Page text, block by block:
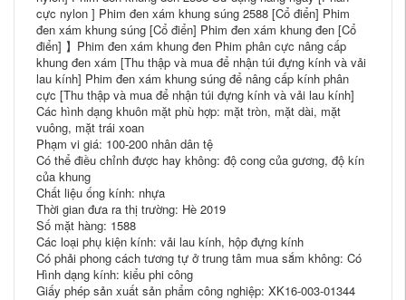
cực nylon ] Phim đen xám khung súng 2588 [Cổ điển] Phim
đen xám khung súng [Cổ điển] Phim đen xám khung đen [Cổ
điển] 】Phim đen xám khung đen Phim phân cực nâng cấp
khung đen xám [Thu thập và mua để nhận túi đựng kính và vải
lau kính] Phim đen xám khung súng để nâng cấp kính phân
cực [Thu thập và mua để nhận túi đựng kính và vải lau kính]
Các hình dạng khuôn mặt phù hợp: mặt tròn, mặt dài, mặt
vuông, mặt trái xoan
Phạm vi giá: 100-200 nhân dân tệ
Có thể điều chỉnh được hay không: độ cong của gương, độ kín
của khung
Chất liệu ống kính: nhựa
Thời gian đưa ra thị trường: Hè 2019
Số mặt hàng: 1588
Các loại phụ kiện kính: vải lau kính, hộp đựng kính
Có phải phong cách tương tự ở trung tâm mua sắm không: Có
Hình dạng kính: kiểu phi công
Giấy phép sản xuất sản phẩm công nghiệp: XK16-003-01344